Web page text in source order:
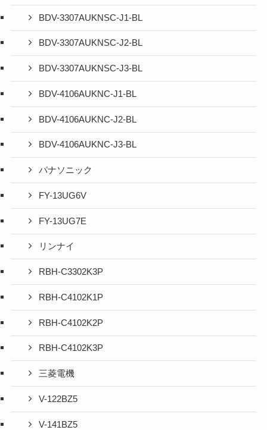
BDV-3307AUKNSC-J1-BL
BDV-3307AUKNSC-J2-BL
BDV-3307AUKNSC-J3-BL
BDV-4106AUKNC-J1-BL
BDV-4106AUKNC-J2-BL
BDV-4106AUKNC-J3-BL
パナソニック
FY-13UG6V
FY-13UG7E
リンナイ
RBH-C3302K3P
RBH-C4102K1P
RBH-C4102K2P
RBH-C4102K3P
三菱電機
V-122BZ5
V-141BZ5